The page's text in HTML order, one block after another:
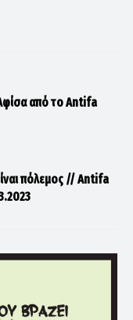
από το Antifa
πόλεμος // Antifa